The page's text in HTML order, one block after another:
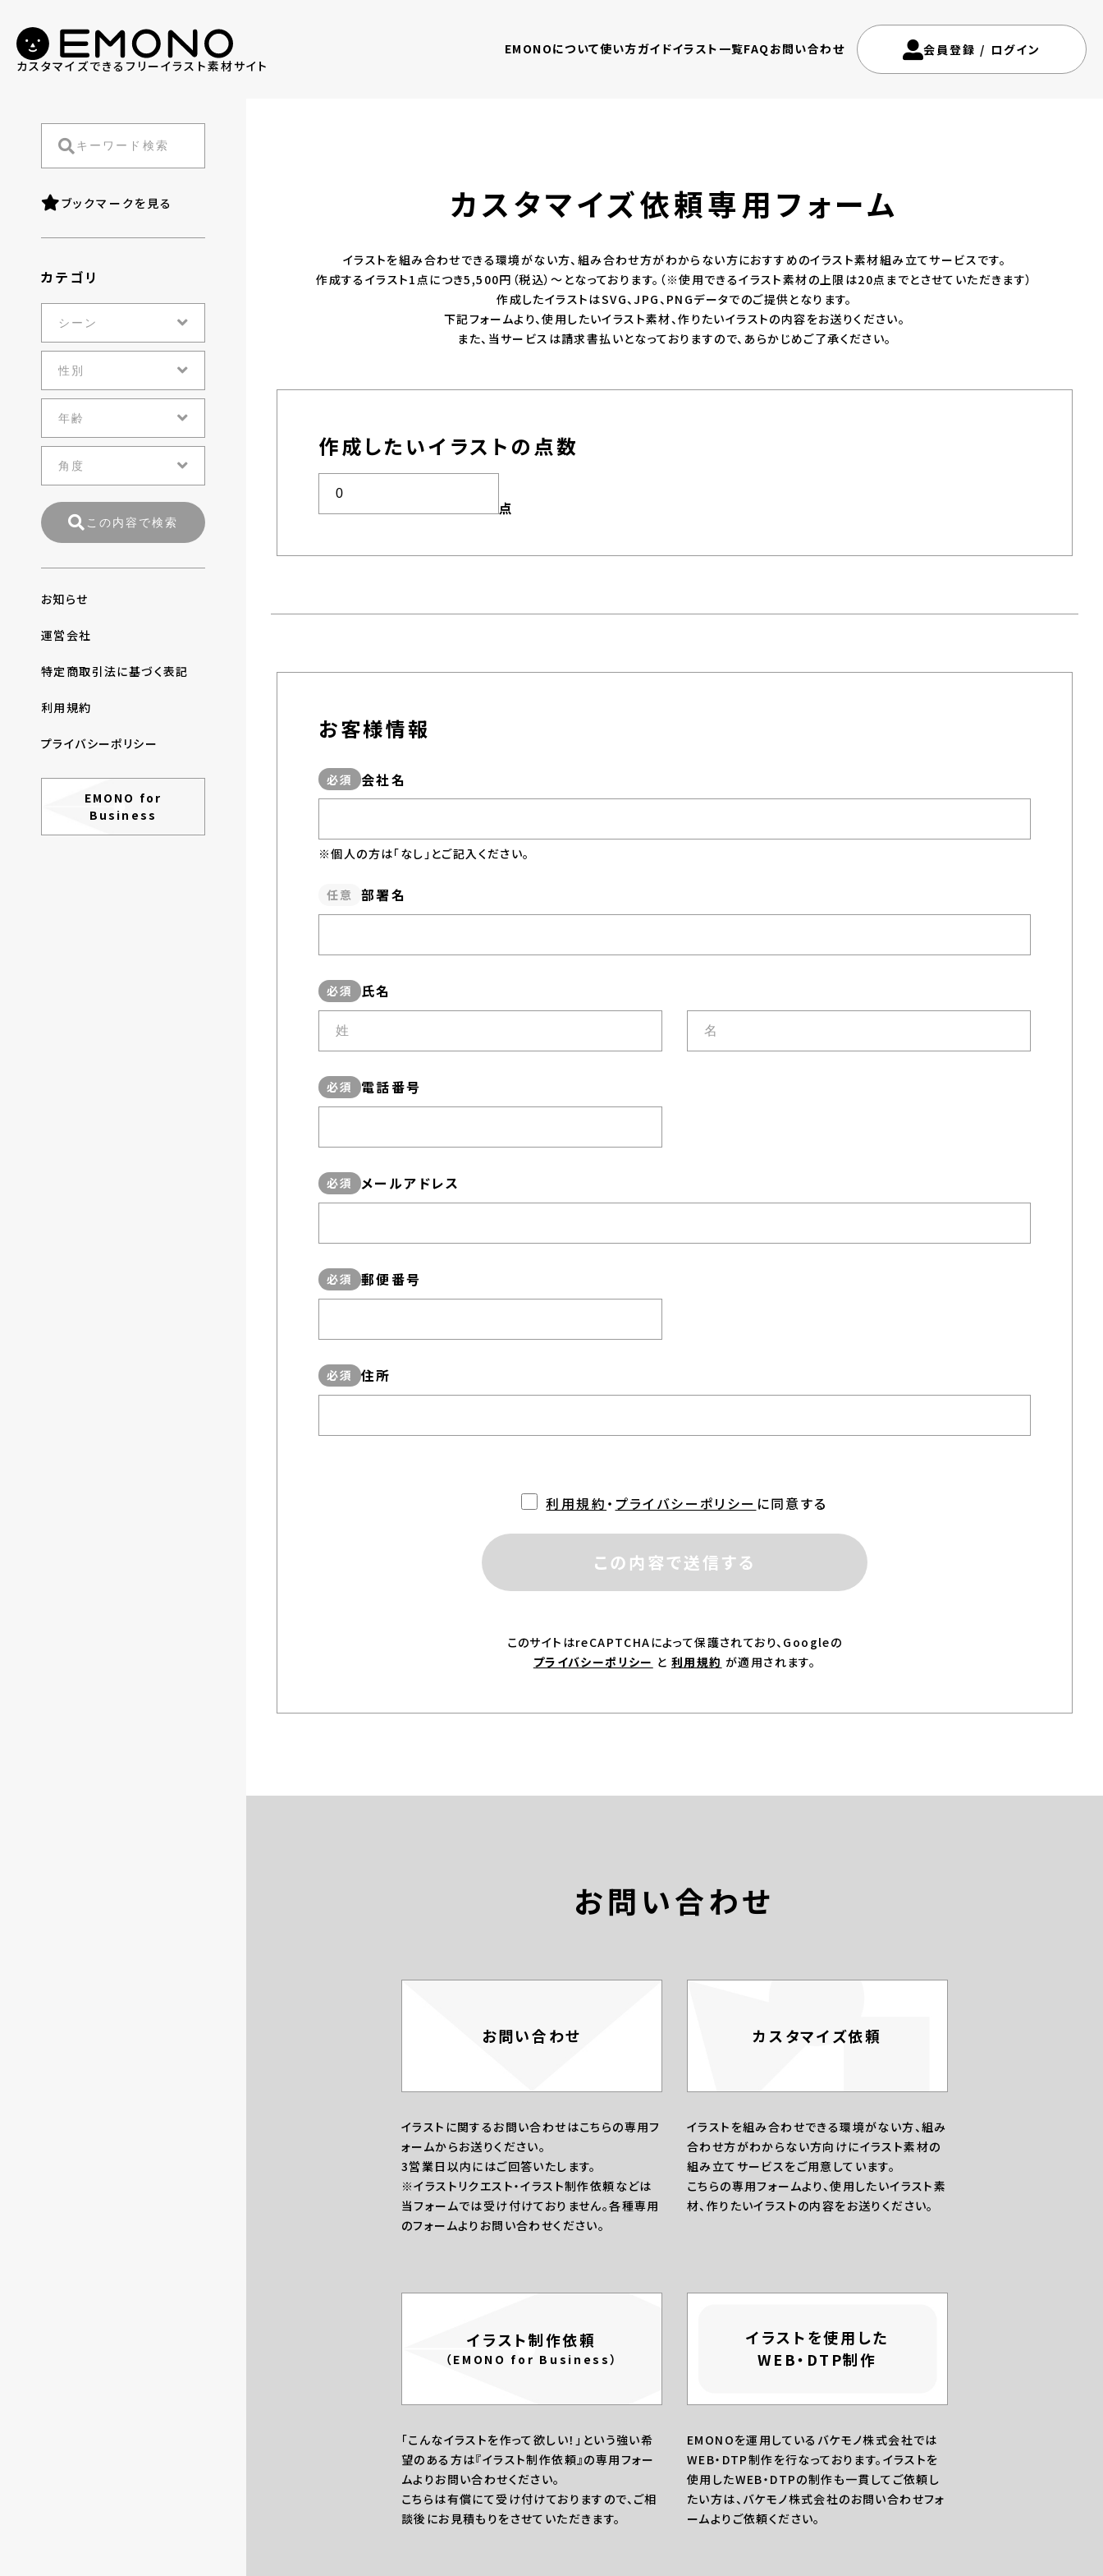
カスタマイズできる フリーイラスト素材サイト
EMONOについて使い方ガイドイラスト一覧FAQ お問い合わせ 会員登録 / ログイン
カスタマイズ依頼専用フォーム
イラストを組み合わせできる環境がない方、組み合わせ方がわからない方におすすめのイラスト素材組み立てサービスです。
作成するイラスト1点につき5,500円（税込）〜となっております。（※使用できるイラスト素材の上限は20点までとさせていただきます）
作成したイラストはSVG、JPG、PNGデータでのご提供となります。
下記フォームより、使用したいイラスト素材、作りたいイラストの内容をお送りください。
また、当サービスは請求書払いとなっておりますので、あらかじめご了承ください。
作成したいイラストの点数
点
お客様情報
会社名
※個人の方は「なし」とご記入ください。
部署名
氏名
電話番号
メールアドレス
郵便番号
住所
利用規約 ・ プライバシーポリシー に同意する
この内容で送信する
このサイトはreCAPTCHAによって保護されており、Googleの
プライバシーポリシー と 利用規約 が適用されます。
ブックマークを見る
カテゴリ
この内容で検索
お知らせ
運営会社
特定商取引法に基づく表記
利用規約
プライバシーポリシー
EMONO for
Business
お問い合わせ
お問い合わせ
イラストに関するお問い合わせはこちらの専用フ
ォームからお送りください。
3営業日以内にはご回答いたします。
※イラストリクエスト・イラスト制作依頼などは
当フォームでは受け付けておりません。各種専用
のフォームよりお問い合わせください。
カスタマイズ依頼
イラストを組み合わせできる環境がない方、組み
合わせ方がわからない方向けにイラスト素材の
組み立てサービスをご用意しています。
こちらの専用フォームより、使用したいイラスト素
材、作りたいイラストの内容をお送りください。
イラスト制作依頼
（EMONO for Business）
「こんなイラストを作って欲しい！」という強い希
望のある方は『イラスト制作依頼』の専用フォー
ムよりお問い合わせください。
こちらは有償にて受け付けておりますので、ご相
談後にお見積もりをさせていただきます。
イラストを使用した
WEB・DTP制作
EMONOを運用しているバケモノ株式会社では
WEB・DTP制作を行なっております。イラストを
使用したWEB・DTPの制作も一貫してご依頼し
たい方は、バケモノ株式会社のお問い合わせフォ
ームよりご依頼ください。